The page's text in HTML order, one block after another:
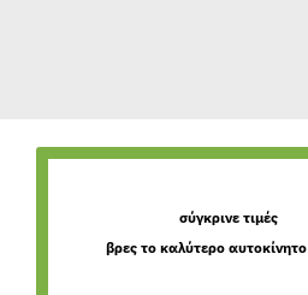
σύγκρινε τιμές
βρες το καλύτερο αυτοκίνητο